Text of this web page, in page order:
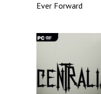
Ever Forward